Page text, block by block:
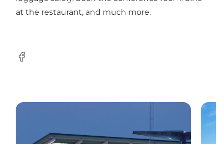
at the restaurant, and much more.
Facebook